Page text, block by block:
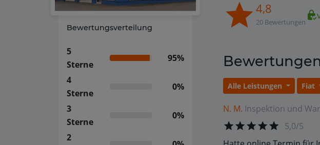
Bewertungsverteilung
5
Sterne
95%
4
Sterne
0%
3
Sterne
0%
2
4,8
20 Bewertungen
Bewertungen
Alle Leistungen Fiat
N. M. Inspektion und
5,0/5